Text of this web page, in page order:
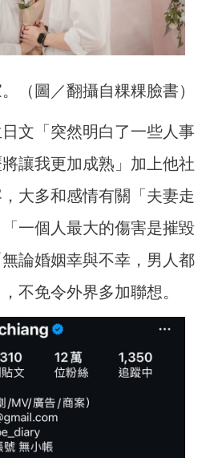
（圖／翻攝自粿粿臉書）
文「突然明白了一些人事
讓我更加成熟」加上他社
大多和感情有關「夫妻走
一個人最大的傷害是摧毀
論婚姻幸與不幸，男人都
不免令外界多加聯想。